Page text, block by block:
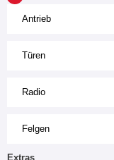
Antrieb
Türen
Radio
Felgen
Extras